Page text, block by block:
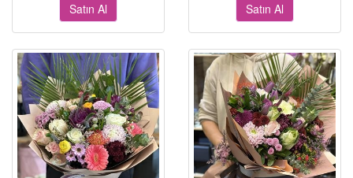
Satın Al Satın Al